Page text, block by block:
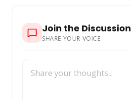
Join the Discussion
SHARE YOUR VOICE